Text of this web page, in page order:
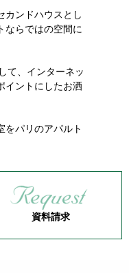
カンドハウスとし
ならではの空間に
て、インターネッ
イントにしたお洒
をパリのアパルト
資料請求